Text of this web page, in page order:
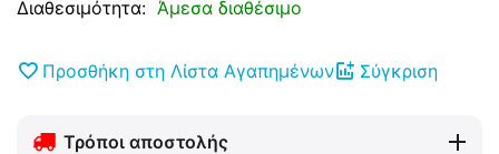
Διαθεσιμότητα: Άμεσα διαθέσιμο
Προσθήκη στη Λίστα Αγαπημένων Σύγκριση
Τρόποι αποστολής